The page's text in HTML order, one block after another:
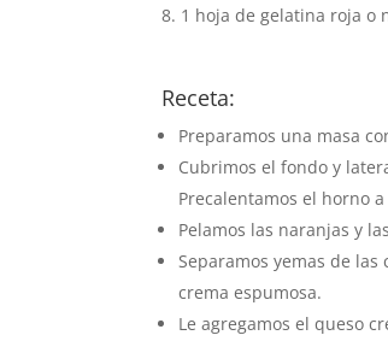
1 hoja de gelatina roja o
Receta:
Preparamos una masa
Cubrimos el fondo y
Precalentamos el horno a
Pelamos las naranjas y
Separamos yemas de
crema espumosa.
Le agregamos el queso